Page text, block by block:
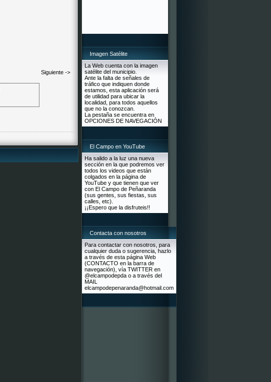
Siguiente ->
Imagen Satélite
La Web cuenta con la imagen
satélite del municipio.
Ante la falta de señales de
tráfico que indiquen donde
estamos, esta aplicación será
de utilidad para ubicar la
localidad, para todos aquellos
que no la conozcan.
La pestaña se encuentra en
OPCIONES DE NAVEGACIÓN
El Campo en YouTube
Ha salido a la luz una nueva
sección en la que podremos ver
todos los videos que están
colgados en la página de
YouTube y que tienen que ver
con El Campo de Peñaranda
(sus gentes, sus fiestas, sus
calles, etc).
¡¡Espero que la disfruteis!!
Contacta con nosotros
Para contactar con nosotros, para
cualquier duda o sugerencia, hazlo
a través de esta página Web
(CONTACTO en la barra de
navegación), vía TWITTER en
@elcampodepda o a través del
MAIL
elcampodepenaranda@hotmail.com